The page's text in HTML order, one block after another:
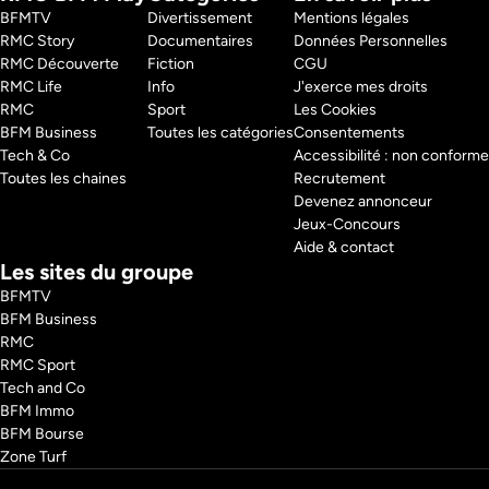
affronter les terrains les plus hostiles de la planète.
Pays : France
Présentateur :
Vincent Lagaf', Gérard Vives
BFMTV
RMC Story
RMC Découverte
RMC Life
RMC
BFM Business
Tech & Co
Toutes les chaines
Divertissement
Documentaires
Fiction
Info
Sport
Toutes les catégories
Mentions légales
Données Personnelles
CGU
J'exerce mes droits
Les Cookies
Consentements
Accessibilité : non conforme
Recrutement
Devenez annonceur
Jeux-Concours
Aide & contact
Les sites du groupe
BFMTV
BFM Business
RMC
RMC Sport
Tech and Co
BFM Immo
BFM Bourse
Zone Turf